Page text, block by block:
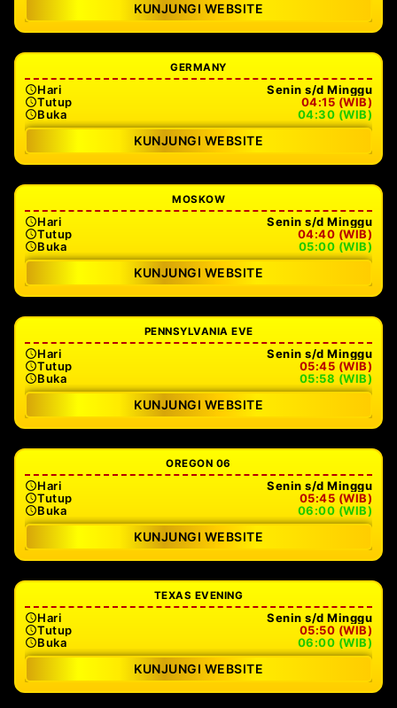
KUNJUNGI WEBSITE
GERMANY
Hari
Senin s/d Minggu
Tutup
04:15 (WIB)
Buka
04:30 (WIB)
KUNJUNGI WEBSITE
MOSKOW
Hari
Senin s/d Minggu
Tutup
04:40 (WIB)
Buka
05:00 (WIB)
KUNJUNGI WEBSITE
PENNSYLVANIA EVE
Hari
Senin s/d Minggu
Tutup
05:45 (WIB)
Buka
05:58 (WIB)
KUNJUNGI WEBSITE
OREGON 06
Hari
Senin s/d Minggu
Tutup
05:45 (WIB)
Buka
06:00 (WIB)
KUNJUNGI WEBSITE
TEXAS EVENING
Hari
Senin s/d Minggu
Tutup
05:50 (WIB)
Buka
06:00 (WIB)
KUNJUNGI WEBSITE